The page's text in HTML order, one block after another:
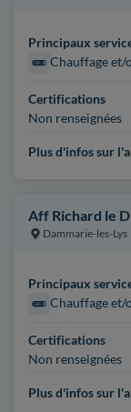
Principaux
Chauffage et/
Certifications
Non renseignées
Plus d'infos sur
Aff Richard le
Dammarie-les-Lys
Principaux
Chauffage et/
Certifications
Non renseignées
Plus d'infos sur